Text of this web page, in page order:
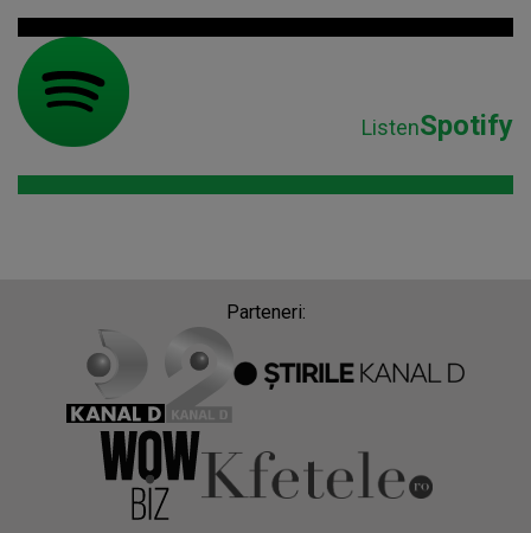
ListenSpotify
Parteneri: